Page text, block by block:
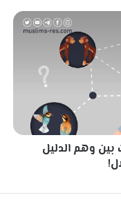
بين وهم الدليل